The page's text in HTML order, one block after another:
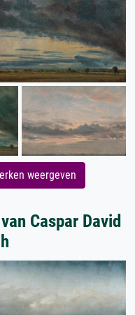
weergeven
Caspar David